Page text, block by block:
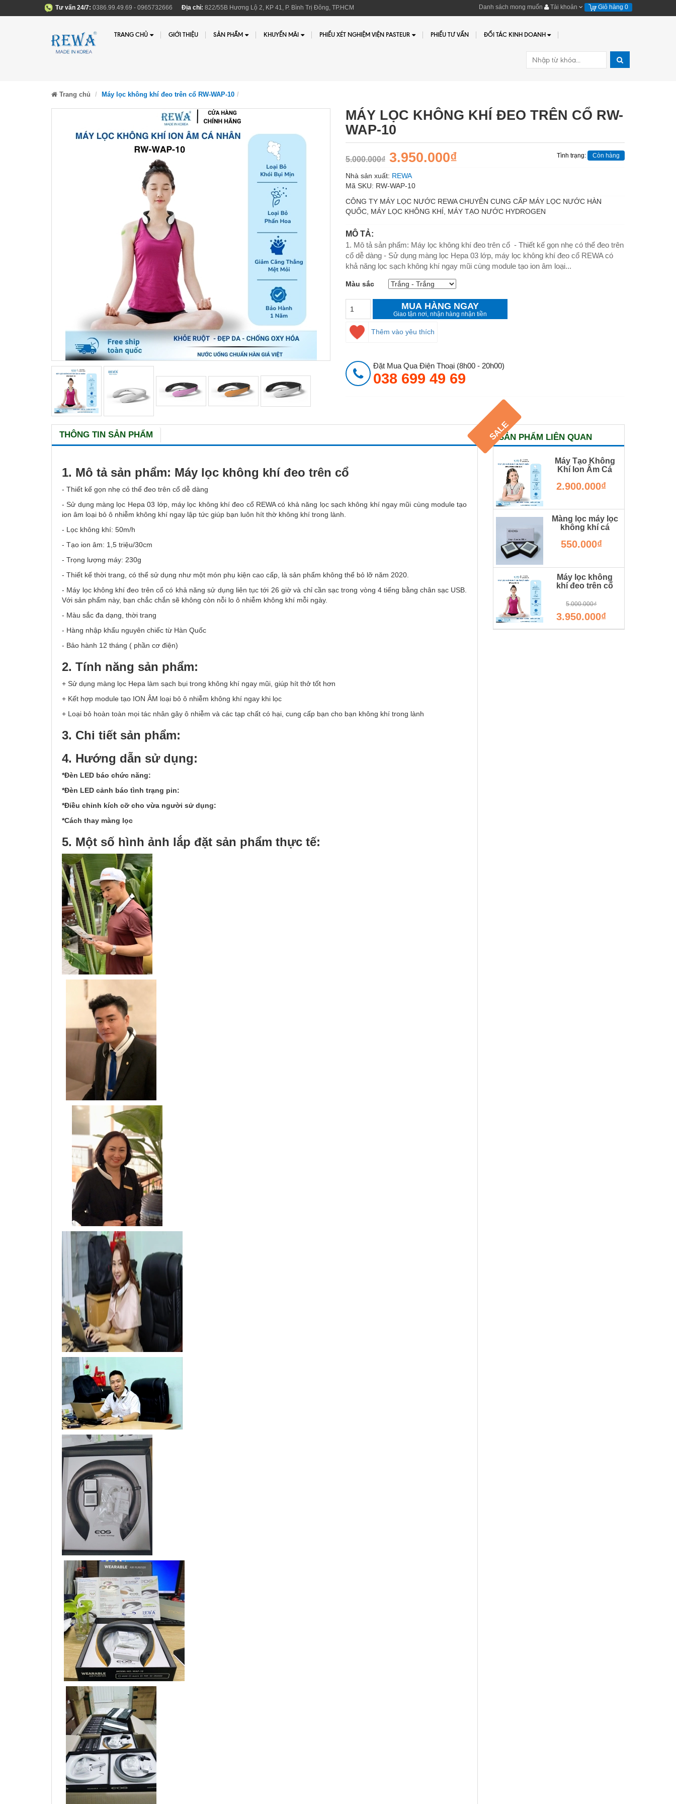
Tư vấn 24/7: 0386.99.49.69 - 0965732666 Địa chỉ: 822/55B Hương Lộ 2, KP 41, P. Bình Trị Đông, TP.HCM Danh sách mong muốn Tài khoản Giỏ hàng 0
TRANG CHỦ GIỚI THIỆU SẢN PHẨM KHUYẾN MÃI PHIẾU XÉT NGHIỆM VIỆN PASTEUR PHIẾU TƯ VẤN ĐỐI TÁC KINH DOANH
Trang chủ Máy lọc không khí đeo trên cổ RW-WAP-10
MÁY LỌC KHÔNG KHÍ ĐEO TRÊN CỔ RW-
WAP-10
5.000.000₫ 3.950.000₫ Tình trạng: Còn hàng
Nhà sản xuất: REWA
Mã SKU: RW-WAP-10
CÔNG TY MÁY LỌC NƯỚC REWA CHUYÊN CUNG CẤP MÁY LỌC NƯỚC HÀN
QUỐC, MÁY LỌC KHÔNG KHÍ, MÁY TẠO NƯỚC HYDROGEN
MÔ TẢ:
1. Mô tả sản phẩm: Máy lọc không khí đeo trên cổ - Thiết kế gọn nhẹ có thể đeo trên
cổ dễ dàng - Sử dụng màng lọc Hepa 03 lớp, máy lọc không khí đeo cổ REWA có
khả năng lọc sạch không khí ngay mũi cùng module tạo ion âm loại...
Màu sắc
MUA HÀNG NGAY
Giao tận nơi, nhận hàng nhận tiền
Thêm vào yêu thích
Đặt Mua Qua Điện Thoại (8h00 - 20h00)
038 699 49 69
THÔNG TIN SẢN PHẨM
1. Mô tả sản phẩm: Máy lọc không khí đeo trên cổ
- Thiết kế gọn nhẹ có thể đeo trên cổ dễ dàng
- Sử dụng màng lọc Hepa 03 lớp, máy lọc không khí đeo cổ REWA có khả năng lọc sạch không khí ngay mũi cùng module tạo
ion âm loại bỏ ô nhiễm không khí ngay lập tức giúp bạn luôn hít thờ không khí trong lành.
- Lọc không khí: 50m/h
- Tạo ion âm: 1,5 triệu/30cm
- Trọng lượng máy: 230g
- Thiết kế thời trang, có thể sử dụng như một món phụ kiện cao cấp, là sản phẩm không thể bỏ lỡ năm 2020.
- Máy lọc không khí đeo trên cổ có khả năng sử dụng liên tục tới 26 giờ và chỉ cần sạc trong vòng 4 tiếng bằng chân sạc USB.
Với sản phẩm này, bạn chắc chắn sẽ không còn nỗi lo ô nhiễm không khí mỗi ngày.
- Màu sắc đa dạng, thời trang
- Hàng nhập khẩu nguyên chiếc từ Hàn Quốc
- Bảo hành 12 tháng ( phần cơ điện)
2. Tính năng sản phẩm:
+ Sử dụng màng lọc Hepa làm sạch bụi trong không khí ngay mũi, giúp hít thở tốt hơn
+ Kết hợp module tạo ION ÂM loại bỏ ô nhiễm không khí ngay khi lọc
+ Loại bỏ hoàn toàn mọi tác nhân gây ô nhiễm và các tạp chất có hại, cung cấp bạn cho bạn không khí trong lành
3. Chi tiết sản phẩm:
4. Hướng dẫn sử dụng:
*Đèn LED báo chức năng:
*Đèn LED cảnh báo tình trạng pin:
*Điều chỉnh kích cỡ cho vừa người sử dụng:
*Cách thay màng lọc
5. Một số hình ảnh lắp đặt sản phẩm thực tế:
SẢN PHẨM LIÊN QUAN
Máy Tạo Không
Khí Ion Âm Cá
AP-PINK/SILVER
2.900.000₫
Màng lọc máy lọc
không khí cá
LOI.AIR.MANGLOCHEPA
550.000₫
SALE
Máy lọc không
khí đeo trên cổ
RW-WAP-10
5.000.000₫
3.950.000₫